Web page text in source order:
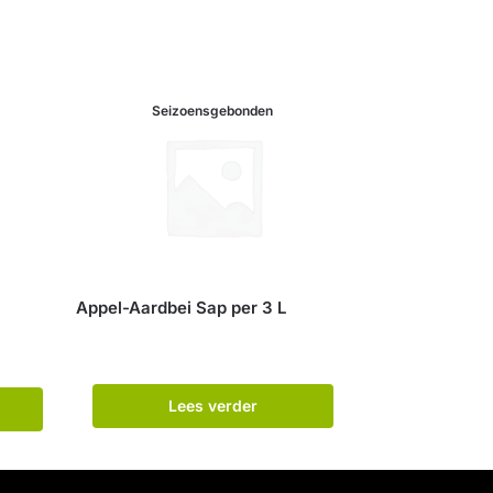
Seizoensgebonden
Appel-Aardbei Sap per 3 L
Lees verder